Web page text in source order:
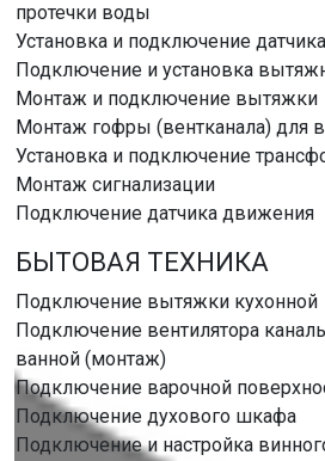
протечки воды
Установка и подключение
Подключение и установка
Монтаж и подключение вытяжки
Монтаж гофры (вентканала) для
Установка и подключение
Монтаж сигнализации
Подключение датчика движения
БЫТОВАЯ ТЕХНИКА
Подключение вытяжки кухонной
Подключение вентилятора
ванной (монтаж)
Подключение варочной
Подключение духового шкафа
Подключение и настройка